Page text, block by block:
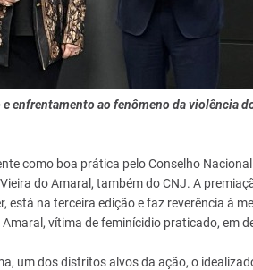
e enfrentamento ao fenômeno da violência
como boa prática pelo Conselho
do Amaral, também do CNJ. A
na terceira edição e faz reverência à
vítima de feminícidio praticado, em
um dos distritos alvos da ação, o